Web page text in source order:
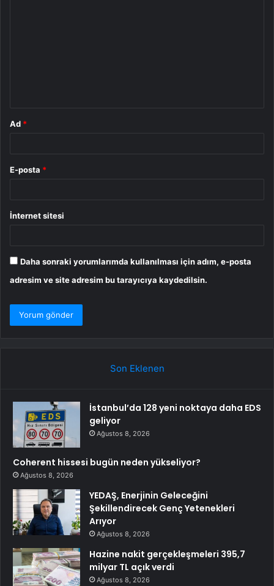
Ad *
E-posta *
İnternet sitesi
Daha sonraki yorumlarımda kullanılması için adım, e-posta
adresim ve site adresim bu tarayıcıya kaydedilsin.
Son Eklenen
İstanbul’da 128 yeni noktaya daha EDS
geliyor
Ağustos 8, 2026
Coherent hissesi bugün neden yükseliyor?
Ağustos 8, 2026
YEDAŞ, Enerjinin Geleceğini
Şekillendirecek Genç Yetenekleri
Arıyor
Ağustos 8, 2026
Hazine nakit gerçekleşmeleri 395,7
milyar TL açık verdi
Ağustos 8, 2026